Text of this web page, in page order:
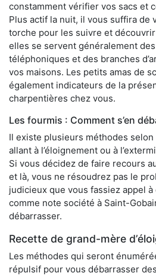
constamment vérifier vos sacs et
Plus actif la nuit, il vous suffira de
torche pour les suivre et
elles se servent généralement
téléphoniques et des branches
vos maisons. Les petits amas de
également indicateurs de la
charpentières chez vous.
Les fourmis : Comment s’en
Il existe plusieurs méthodes selon
allant à l’éloignement ou à
Si vous décidez de faire recours
et là, vous ne résoudrez pas le
judicieux que vous fassiez appel
comme note société à Saint-
débarrasser.
Recette de grand-mère
Les méthodes qui seront
répulsif pour vous débarrasser